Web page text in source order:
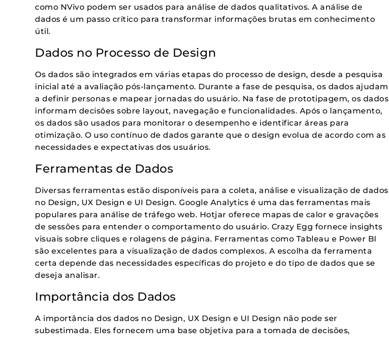
como NVivo podem ser usados para análise de dados qualitativos. A análise de
dados é um passo crítico para transformar informações brutas em conhecimento
útil.
Dados no Processo de Design
Os dados são integrados em várias etapas do processo de design, desde a pesquisa
inicial até a avaliação pós-lançamento. Durante a fase de pesquisa, os dados ajudam
a definir personas e mapear jornadas do usuário. Na fase de prototipagem, os dados
informam decisões sobre layout, navegação e funcionalidades. Após o lançamento,
os dados são usados para monitorar o desempenho e identificar áreas para
otimização. O uso contínuo de dados garante que o design evolua de acordo com as
necessidades e expectativas dos usuários.
Ferramentas de Dados
Diversas ferramentas estão disponíveis para a coleta, análise e visualização de dados
no Design, UX Design e UI Design. Google Analytics é uma das ferramentas mais
populares para análise de tráfego web. Hotjar oferece mapas de calor e gravações
de sessões para entender o comportamento do usuário. Crazy Egg fornece insights
visuais sobre cliques e rolagens de página. Ferramentas como Tableau e Power BI
são excelentes para a visualização de dados complexos. A escolha da ferramenta
certa depende das necessidades específicas do projeto e do tipo de dados que se
deseja analisar.
Importância dos Dados
A importância dos dados no Design, UX Design e UI Design não pode ser
subestimada. Eles fornecem uma base objetiva para a tomada de decisões,